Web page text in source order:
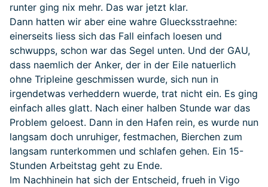
runter ging nix mehr. Das war jetzt klar.
Dann hatten wir aber eine wahre Gluecksstraehne:
einerseits liess sich das Fall einfach loesen und
schwupps, schon war das Segel unten. Und der GAU,
dass naemlich der Anker, der in der Eile natuerlich
ohne Tripleine geschmissen wurde, sich nun in
irgendetwas verheddern wuerde, trat nicht ein. Es ging
einfach alles glatt. Nach einer halben Stunde war das
Problem geloest. Dann in den Hafen rein, es wurde nun
langsam doch unruhiger, festmachen, Bierchen zum
langsam runterkommen und schlafen gehen. Ein 15-
Stunden Arbeitstag geht zu Ende.
Im Nachhinein hat sich der Entscheid, frueh in Vigo